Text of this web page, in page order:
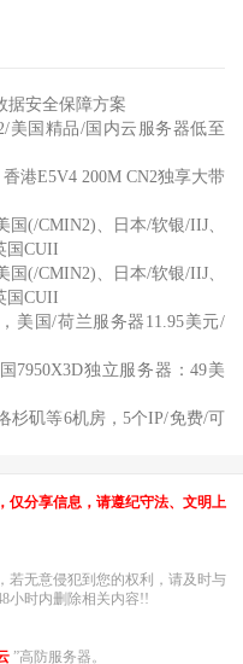
据安全保障方案
美国精品/国内云服务器低至
港E5V4 200M CN2独享大带
国(/CMIN2)、日本/软银/IIJ、
国CUII
国(/CMIN2)、日本/软银/IIJ、
国CUII
美国/荷兰服务器11.95美元/
7950X3D独立服务器：49美
杉矶等6机房，5个IP/免费/可
仅分享信息，请遵纪守法、文明上
若无意侵犯到您的权利，请及时与
小时内删除相关内容!!
”高防服务器。